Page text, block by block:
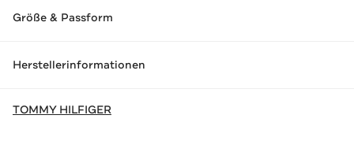
Größe & Passform
Herstellerinformationen
TOMMY HILFIGER